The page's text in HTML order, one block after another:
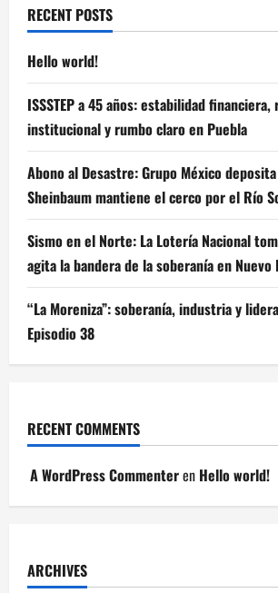
RECENT POSTS
Hello world!
ISSSTEP a 45 años: estabilidad
institucional y rumbo claro en Puebla
Abono al Desastre: Grupo México
Sheinbaum mantiene el cerco por el Río
Sismo en el Norte: La Lotería Nacional
agita la bandera de la soberanía en Nuevo
“La Moreniza”: soberanía, industria y
Episodio 38
RECENT COMMENTS
A WordPress Commenteren Hello world!
ARCHIVES